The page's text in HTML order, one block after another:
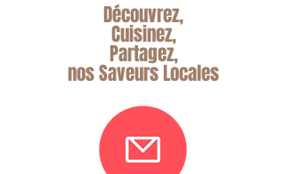
Découvrez,
Cuisinez,
Partagez,
nos Saveurs Locales